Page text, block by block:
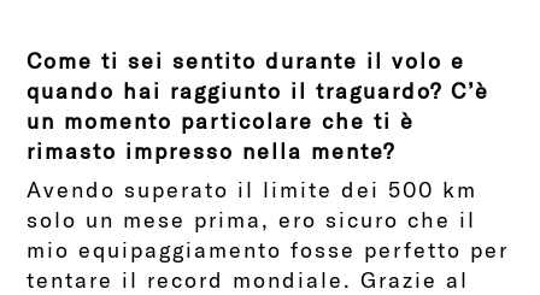
Come ti sei sentito durante il volo e
quando hai raggiunto il traguardo? C’è
un momento particolare che ti è
rimasto impresso nella mente?
Avendo superato il limite dei 500 km
solo un mese prima, ero sicuro che il
mio equipaggiamento fosse perfetto per
tentare il record mondiale. Grazie al